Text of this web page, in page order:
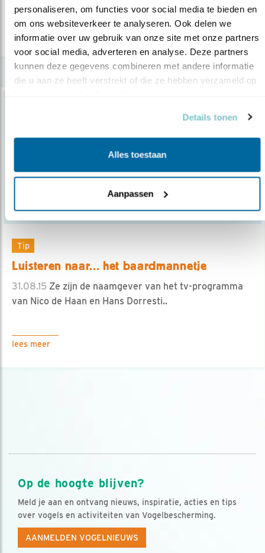
personaliseren, om functies voor social media te bieden en
om ons websiteverkeer te analyseren. Ook delen we
informatie over uw gebruik van onze site met onze partners
voor social media, adverteren en analyse. Deze partners
kunnen deze gegevens combineren met andere informatie
die u aan ze heeft verstrekt of die ze hebben verzameld op
Details tonen
Alles toestaan
Aanpassen
lees meer
Tip
Luisteren naar... het baardmannetje
31.08.15 Ze zijn de naamgever van het tv-programma
van Nico de Haan en Hans Dorresti..
lees meer
Op de hoogte blijven?
Meld je aan en ontvang nieuws, inspiratie, acties en tips
over vogels en activiteiten van Vogelbescherming.
AANMELDEN VOGELNIEUWS